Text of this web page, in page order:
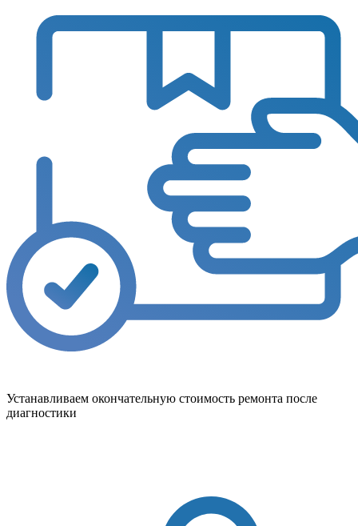
Устанавливаем окончательную стоимость ремонта после
диагностики